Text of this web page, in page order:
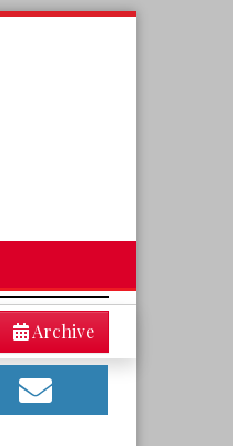
Archive